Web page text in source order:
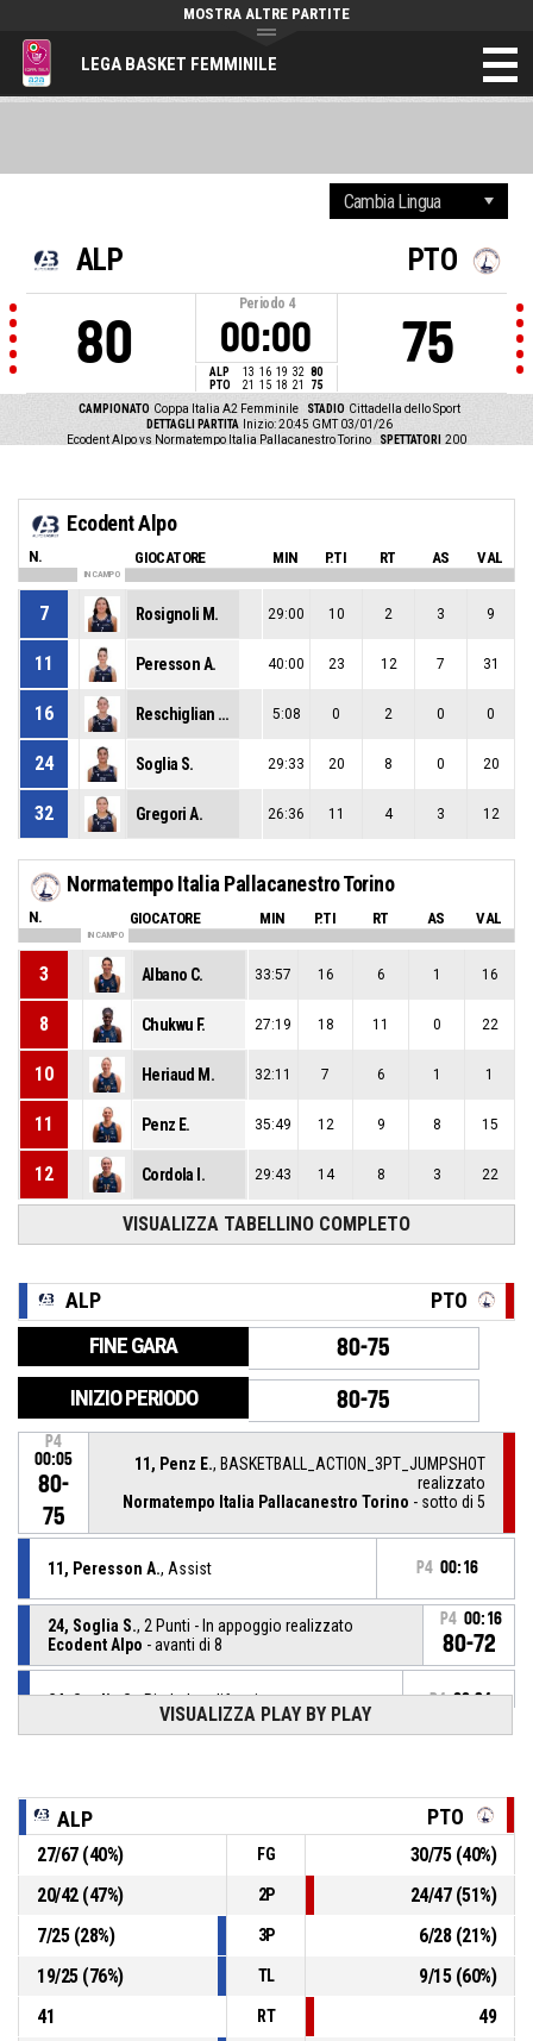
LEGA BASKET FEMMINILE
MOSTRA ALTRE PARTITE
ALP
80
Periodo 4
00:00
ALP 13 16 19 32 80
PTO
21 15 18 21 75
PTO
75
CAMPIONATO Coppa Italia A2 Femminile STADIO Cittadella dello Sport
DETTAGLI PARTITA
Inizio: 20:45 GMT 03/01/26
Ecodent Alpo vs Normatempo Italia Pallacanestro Torino
SPETTATORI 200
Ecodent Alpo
N. GIOCATORE MIN P.TI RT AS VAL
IN CAMPO
7 Rosignoli M. 29:00 10 2 3 9
11 Peresson A. 40:00 23 12 7 31
16 Reschiglian G. 5:08 0 2 0 0
24 Soglia S. 29:33 20 8 0 20
32 Gregori A. 26:36 11 4 3 12
Normatempo Italia Pallacanestro Torino
N. GIOCATORE MIN P.TI RT AS VAL
IN CAMPO
3 Albano C. 33:57 16 6 1 16
8 Chukwu F. 27:19 18 11 0 22
10 Heriaud M. 32:11 7 6 1 1
11 Penz E. 35:49 12 9 8 15
12 Cordola I. 29:43 14 8 3 22
VISUALIZZA TABELLINO COMPLETO
ALP PTO
FINE GARA 80-75
INIZIO PERIODO 80-75
P4
00:05
80-
75
11, Penz E., BASKETBALL_ACTION_3PT_JUMPSHOT
realizzato
Normatempo Italia Pallacanestro Torino - sotto di 5
11, Peresson A., Assist P4 00:16
24, Soglia S., 2 Punti - In appoggio realizzato
Ecodent Alpo - avanti di 8
P4 00:16
80-72
24, Soglia S., Rimbalzo difensivo P4 00:34
11, Peresson A.
Ecodent Alpo
P4 00:49
78-72
11, Peresson A.
, Tiro libero 1 di 2 realizzato
Ecodent Alpo
P4 00:49
77-72
11, Peresson A. P4 00:49
VISUALIZZA PLAY BY PLAY
ALP PTO
27/67(40%) FG 30/75(40%)
20/42(47%) 2P 24/47(51%)
7/25(28%) 3P 6/28(21%)
19/25(76%) TL 9/15(60%)
41
RT
49